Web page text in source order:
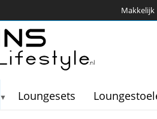
Makkelijk
▼ Loungesets